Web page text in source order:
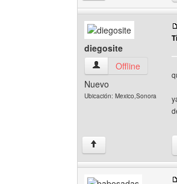
diegosite
diegosite Ver perfil del
Offline
Nuevo
Ubicación: Mexico,Sonora
↑